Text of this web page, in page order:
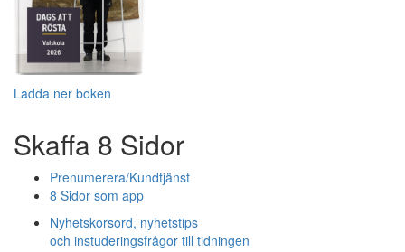
Ladda ner boken
Skaffa 8 Sidor
Prenumerera/Kundtjänst
8 Sidor som app
Nyhetskorsord, nyhetstips
och instuderingsfrågor till tidningen